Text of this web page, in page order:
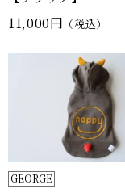
11,000円 （税込）
GEORGE